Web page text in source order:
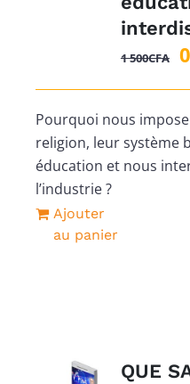
1 500CFA
1
0
Pourquoi nous
religion, leur système
éducation et nous
l’industrie ?
Ajouter
au panier
QUE